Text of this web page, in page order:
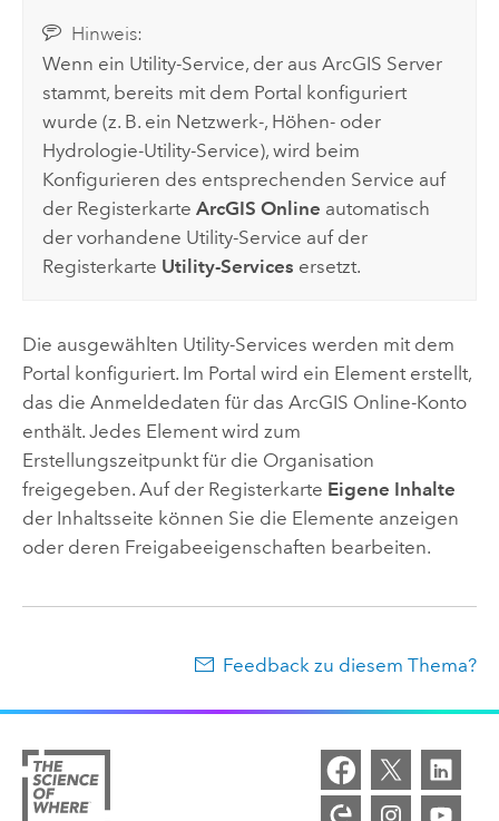
Hinweis:
Wenn ein Utility-Service, der ausArcGIS Server
stammt, bereits mit dem Portal konfiguriert
wurde (z. B. ein Netzwerk-, Höhen- oder
Hydrologie-Utility-Service), wird beim
Konfigurieren des entsprechenden Service auf
der RegisterkarteArcGIS Online automatisch
der vorhandene Utility-Service auf der
Registerkarte Utility-Services ersetzt.
Die ausgewählten Utility-Services werden mit dem
Portal konfiguriert. Im Portal wird ein Element erstellt,
das die Anmeldedaten für das ArcGIS Online-Konto
enthält. Jedes Element wird zum
Erstellungszeitpunkt für die Organisation
freigegeben. Auf der Registerkarte Eigene Inhalte
der Inhaltsseite können Sie die Elemente anzeigen
oder deren Freigabeeigenschaften bearbeiten.
Feedback zu diesem Thema?